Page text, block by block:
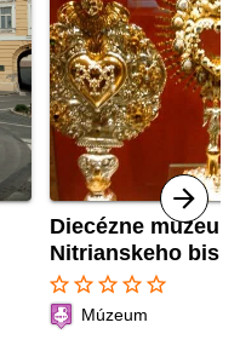
Diecézne múzeum
Nitrianskeho
star_border star_border star_border star_border star_border
Múzeum